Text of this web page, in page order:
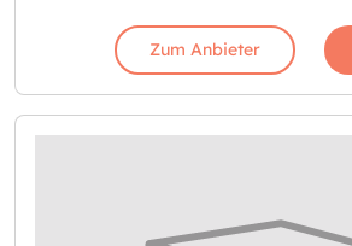
Zum Anbieter